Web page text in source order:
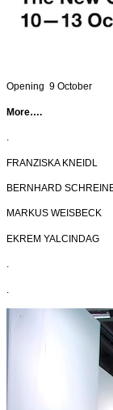
Opening 9 October
More….
.
FRANZISKA KNEIDL
BERNHARD
MARKUS WEISBECK
EKREM YALCINDAG
.